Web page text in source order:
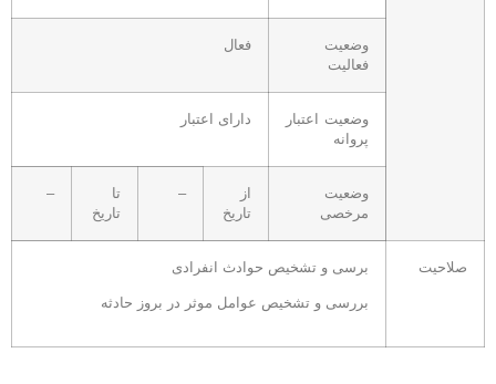
وضعیت
فعالیت
فعال
وضعیت اعتبار
پروانه
دارای اعتبار
وضعیت
مرخصی
از
تاریخ
–
تا
تاریخ
–
صلاحیت برسی و تشخیص حوادث انفرادی
بررسی و تشخیص عوامل موثر در بروز حادثه